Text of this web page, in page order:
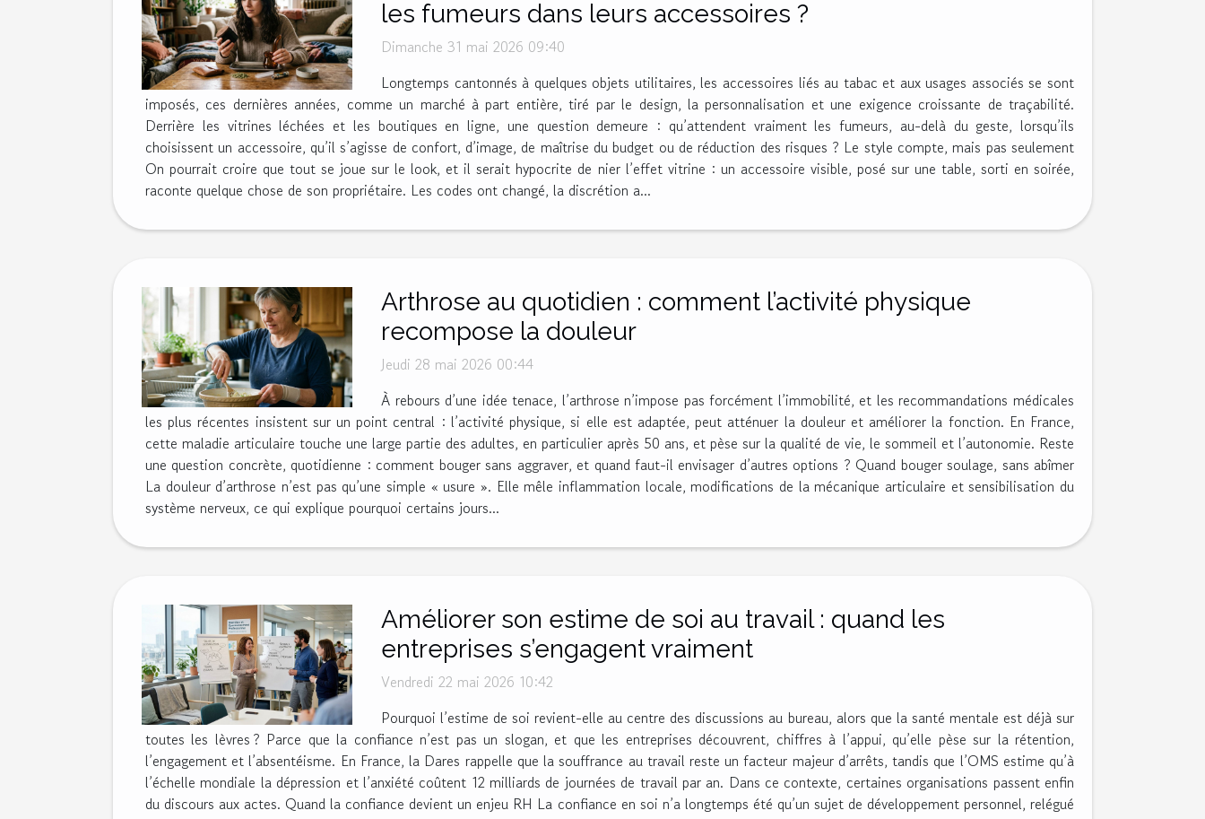
les fumeurs dans leurs accessoires ?
Dimanche 31 mai 2026 09:40
Longtemps cantonnés à quelques objets utilitaires, les accessoires liés au tabac et aux usages associés se sont
imposés, ces dernières années, comme un marché à part entière, tiré par le design, la personnalisation et une exigence croissante de traçabilité.
Derrière les vitrines léchées et les boutiques en ligne, une question demeure : qu’attendent vraiment les fumeurs, au-delà du geste, lorsqu’ils
choisissent un accessoire, qu’il s’agisse de confort, d’image, de maîtrise du budget ou de réduction des risques ? Le style compte, mais pas seulement
On pourrait croire que tout se joue sur le look, et il serait hypocrite de nier l’effet vitrine : un accessoire visible, posé sur une table, sorti en soirée,
raconte quelque chose de son propriétaire. Les codes ont changé, la discrétion a...
Arthrose au quotidien : comment l’activité physique
recompose la douleur
Jeudi 28 mai 2026 00:44
À rebours d’une idée tenace, l’arthrose n’impose pas forcément l’immobilité, et les recommandations médicales
les plus récentes insistent sur un point central : l’activité physique, si elle est adaptée, peut atténuer la douleur et améliorer la fonction. En France,
cette maladie articulaire touche une large partie des adultes, en particulier après 50 ans, et pèse sur la qualité de vie, le sommeil et l’autonomie. Reste
une question concrète, quotidienne : comment bouger sans aggraver, et quand faut-il envisager d’autres options ? Quand bouger soulage, sans abîmer
La douleur d’arthrose n’est pas qu’une simple « usure ». Elle mêle inflammation locale, modifications de la mécanique articulaire et sensibilisation du
système nerveux, ce qui explique pourquoi certains jours...
Améliorer son estime de soi au travail : quand les
entreprises s’engagent vraiment
Vendredi 22 mai 2026 10:42
Pourquoi l’estime de soi revient-elle au centre des discussions au bureau, alors que la santé mentale est déjà sur
toutes les lèvres ? Parce que la confiance n’est pas un slogan, et que les entreprises découvrent, chiffres à l’appui, qu’elle pèse sur la rétention,
l’engagement et l’absentéisme. En France, la Dares rappelle que la souffrance au travail reste un facteur majeur d’arrêts, tandis que l’OMS estime qu’à
l’échelle mondiale la dépression et l’anxiété coûtent 12 milliards de journées de travail par an. Dans ce contexte, certaines organisations passent enfin
du discours aux actes. Quand la confiance devient un enjeu RH La confiance en soi n’a longtemps été qu’un sujet de développement personnel, relégué